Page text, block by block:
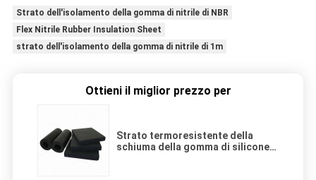
Strato dell'isolamento della gomma di nitrile di NBR
Flex Nitrile Rubber Insulation Sheet
strato dell'isolamento della gomma di nitrile di 1m
Ottieni il miglior prezzo per
Strato termoresistente della
schiuma della gomma di silicone